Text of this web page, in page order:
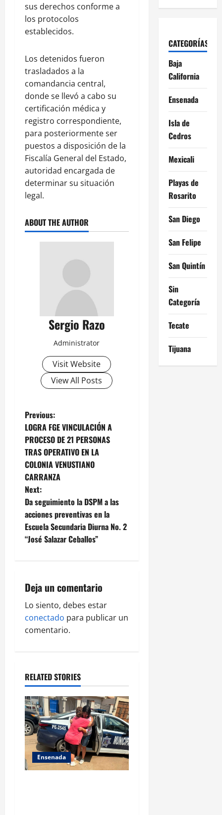
sus derechos conforme a
los protocolos
establecidos.
Los detenidos fueron
trasladados a la
comandancia central,
donde se llevó a cabo su
certificación médica y
registro correspondiente,
para posteriormente ser
puestos a disposición de la
Fiscalía General del Estado,
autoridad encargada de
determinar su situación
legal.
ABOUT THE AUTHOR
Sergio Razo
Administrator
Visit Website
View All Posts
P
o
s
t
n
a
v
g
a
t
o
n
Previous:
LOGRA FGE VINCULACIÓN A
PROCESO DE 21 PERSONAS
TRAS OPERATIVO EN LA
COLONIA VENUSTIANO
CARRANZA
Next:
Da seguimiento la DSPM a las
acciones preventivas en la
Escuela Secundaria Diurna No. 2
“José Salazar Ceballos”
Deja un comentario
Lo siento, debes estar
conectado para publicar un
comentario.
RELATED STORIES
Ensenada
CATEGORÍAS
Baja
California
Ensenada
Isla de
Cedros
Mexicali
Playas de
Rosarito
San Diego
San Felipe
San Quintín
Sin
Categoría
Tecate
Tijuana